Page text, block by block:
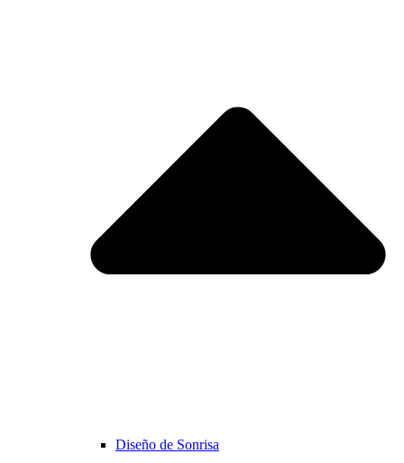
Diseño de Sonrisa